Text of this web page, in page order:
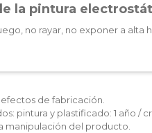
la pintura
no rayar, no exponer a alta
de fabricación.
pintura y plastificado: 1 año /
manipulación del producto.